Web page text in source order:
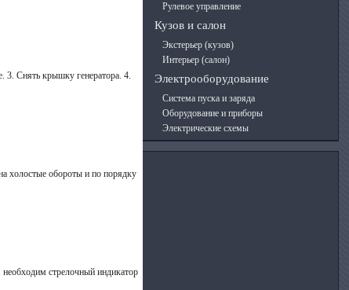
3. Снять крышку генератора. 4.
холостые обороты и по порядку
необходим стрелочный индикатор
Рулевое управление
Кузов и салон
Экстерьер (кузов)
Интерьер (салон)
Электрооборудование
Система пуска и заряда
Оборудование и приборы
Электрические схемы